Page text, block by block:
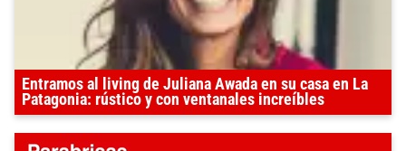
Entramos al living de Juliana Awada en su casa en La
Patagonia: rústico y con ventanales increíbles